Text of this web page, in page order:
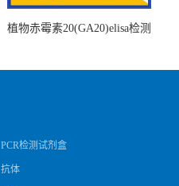
植物赤霉素20(GA20)elisa检测
PCR检测试剂盒
抗体